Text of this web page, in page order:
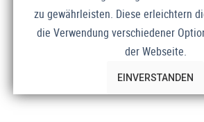
zu gewährleisten. Diese erleichtern
die Verwendung verschiedener
der Webseite.
EINVERSTANDEN